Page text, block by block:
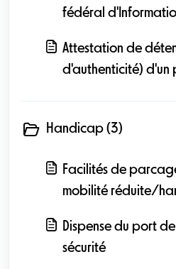
fédéral
Attestation de
d'authenticité) d'un
Handicap (3)
Facilités de
mobilité réduite/
Dispense du port
sécurité